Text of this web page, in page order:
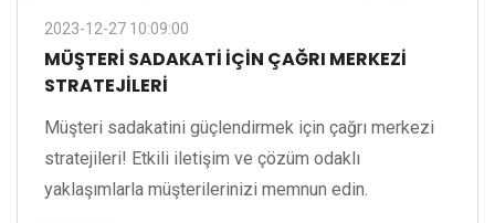
2023-12-27 10:09:00
MÜŞTERI SADAKATI IÇIN ÇAĞRI MERKEZI
STRATEJILERI
Müşteri sadakatini güçlendirmek için çağrı merkezi
stratejileri! Etkili iletişim ve çözüm odaklı
yaklaşımlarla müşterilerinizi memnun edin.